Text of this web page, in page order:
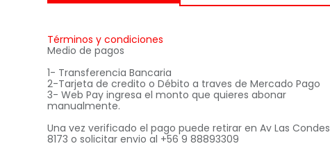
Términos y condiciones
Medio de pagos
1- Transferencia Bancaria
2-Tarjeta de credito o Débito a traves de Mercado Pago
3- Web Pay ingresa el monto que quieres abonar
manualmente.
Una vez verificado el pago puede retirar en Av Las Condes
8173 o solicitar envio al +56 9 88893309